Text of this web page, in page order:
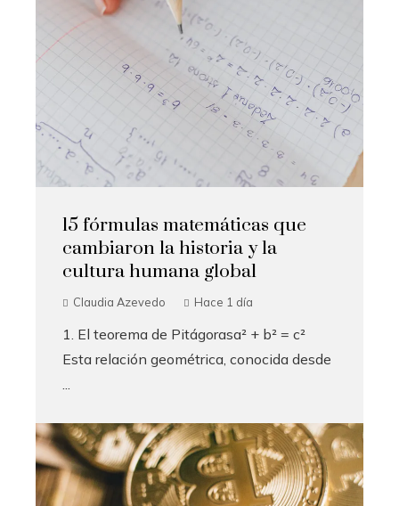
15 fórmulas matemáticas que
cambiaron la historia y la
cultura humana global
Claudia Azevedo Hace 1 día
1. El teorema de Pitágorasa² + b² = c²
Esta relación geométrica, conocida desde